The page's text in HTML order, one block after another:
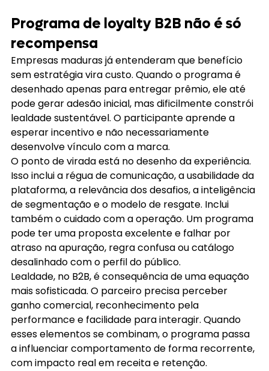
Programa de loyalty B2B não é só
recompensa
Empresas maduras já entenderam que benefício
sem estratégia vira custo. Quando o programa é
desenhado apenas para entregar prêmio, ele até
pode gerar adesão inicial, mas dificilmente constrói
lealdade sustentável. O participante aprende a
esperar incentivo e não necessariamente
desenvolve vínculo com a marca.
O ponto de virada está no desenho da experiência.
Isso inclui a régua de comunicação, a usabilidade da
plataforma, a relevância dos desafios, a inteligência
de segmentação e o modelo de resgate. Inclui
também o cuidado com a operação. Um programa
pode ter uma proposta excelente e falhar por
atraso na apuração, regra confusa ou catálogo
desalinhado com o perfil do público.
Lealdade, no B2B, é consequência de uma equação
mais sofisticada. O parceiro precisa perceber
ganho comercial, reconhecimento pela
performance e facilidade para interagir. Quando
esses elementos se combinam, o programa passa
a influenciar comportamento de forma recorrente,
com impacto real em receita e retenção.